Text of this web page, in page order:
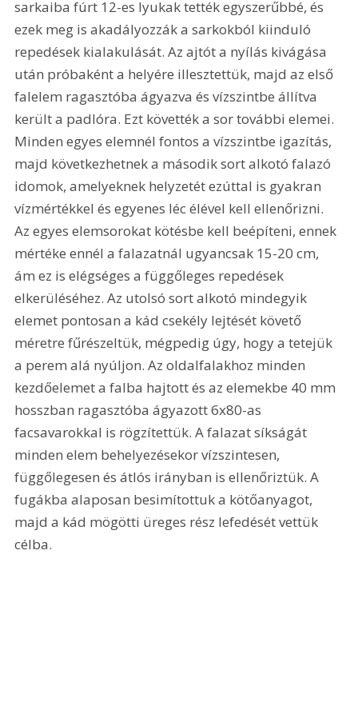
sarkaiba fúrt 12-es lyukak tették egyszerűbbé, és
ezek meg is akadályozzák a sarkokból kiinduló
repedések kialakulását. Az ajtót a nyílás kivágása
után próbaként a helyére illesztettük, majd az első
falelem ragasztóba ágyazva és vízszintbe állítva
került a padlóra. Ezt követték a sor további elemei.
Minden egyes elemnél fontos a vízszintbe igazítás,
majd következhetnek a második sort alkotó falazó
idomok, amelyeknek helyzetét ezúttal is gyakran
vízmértékkel és egyenes léc élével kell ellenőrizni.
Az egyes elemsorokat kötésbe kell beépíteni, ennek
mértéke ennél a falazatnál ugyancsak 15-20 cm,
ám ez is elégséges a függőleges repedések
elkerüléséhez. Az utolsó sort alkotó mindegyik
elemet pontosan a kád csekély lejtését követő
méretre fűrészeltük, mégpedig úgy, hogy a tetejük
a perem alá nyúljon. Az oldalfalakhoz minden
kezdőelemet a falba hajtott és az elemekbe 40 mm
hosszban ragasztóba ágyazott 6x80-as
facsavarokkal is rögzítettük. A falazat síkságát
minden elem behelyezésekor vízszintesen,
függőlegesen és átlós irányban is ellenőriztük. A
fugákba alaposan besimítottuk a kötőanyagot,
majd a kád mögötti üreges rész lefedését vettük
célba.